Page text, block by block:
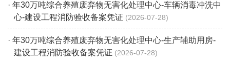
· 年30万吨综合养殖废弃物无害化处理中心-车辆消毒冲洗中
心-建设工程消防验收备案凭证
2026-07-28
· 年30万吨综合养殖废弃物无害化处理中心-生产辅助用房-
建设工程消防验收备案凭证
2026-07-28